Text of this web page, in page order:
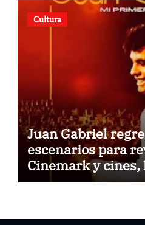
Cultura
Juan Gabriel
escenarios para
Cinemark y
concierto en